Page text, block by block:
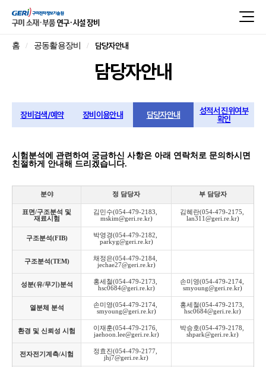
홈 공동활용장비 담당자안내
담당자안내
장비검색/예약 장비이용안내 담당자안내 성적서 진위여부
확인
시험분석에 관련하여 궁금하신 사항은 아래 연락처로 문의하시면
친절하게 안내해 드리겠습니다.
분야 정 담당자 부 담당자
표면/구조분석 및
재료시험
김민수(054-479-2183,
mskim@geri.re.kr)
김혜란(054-479-2175,
lan311@geri.re.kr)
구조분석(FIB)
박영경(054-479-2182,
parkyg@geri.re.kr)
구조분석(TEM)
채정은(054-479-2184,
jechae27@geri.re.kr)
성분(유/무기)분석
홍세철(054-479-2173,
hsc0684@geri.re.kr)
손미영(054-479-2174,
smyoung@geri.re.kr)
열분체 분석
손미영(054-479-2174,
smyoung@geri.re.kr)
홍세철(054-479-2173,
hsc0684@geri.re.kr)
환경 및 신뢰성 시험
이재훈(054-479-2176,
jaehoon.lee@geri.re.kr)
박승호(054-479-2178,
shpark@geri.re.kr)
전자전기계측/시험
정효진(054-479-2177,
jhj7@geri.re.kr)